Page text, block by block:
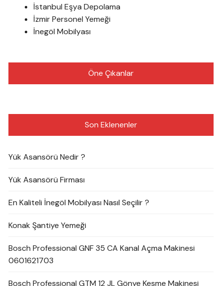
İstanbul Eşya Depolama
İzmir Personel Yemeği
İnegöl Mobilyası
Öne Çıkanlar
Son Eklenenler
Yük Asansörü Nedir ?
Yük Asansörü Firması
En Kaliteli İnegöl Mobilyası Nasıl Seçilir ?
Konak Şantiye Yemeği
Bosch Professional GNF 35 CA Kanal Açma Makinesi
0601621703
Bosch Professional GTM 12 JL Gönye Kesme Makinesi